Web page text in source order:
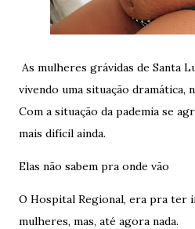
As mulheres grávidas de Santa
vivendo uma situação dramática,
Com a situação da pademia se
mais difícil ainda.
Elas não sabem pra onde vão
O Hospital Regional, era pra ter
mulheres, mas, até agora nada.